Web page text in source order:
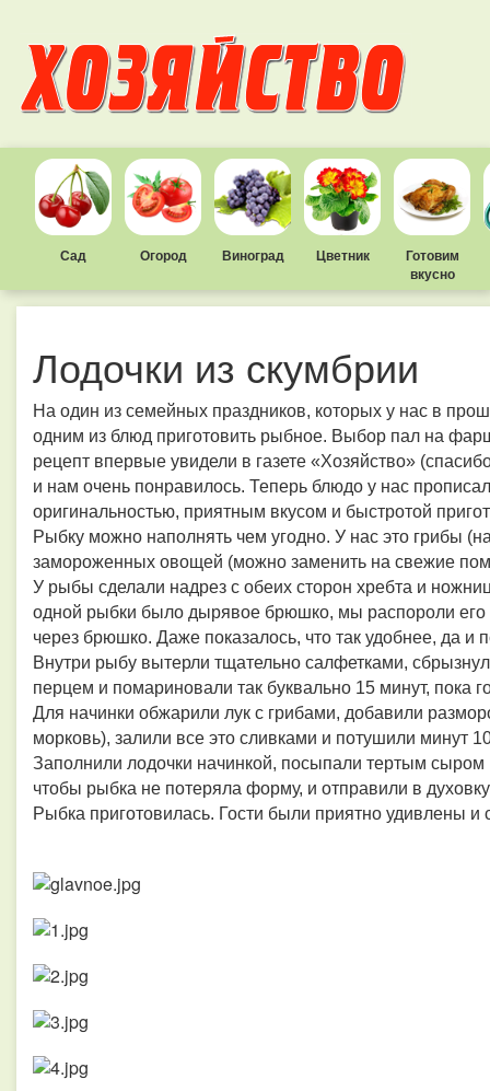
Сад Огород Виноград Цветник
Готовим
вкусно
Лодочки из скумбрии
На один из семейных праздников, которых у нас в
одним из блюд приготовить рыбное. Выбор пал на
рецепт впервые увидели в газете «Хозяйство»
и нам очень понравилось. Теперь блюдо у нас
оригинальностью, приятным вкусом и быстротой
Рыбку можно наполнять чем угодно. У нас это грибы
замороженных овощей (можно заменить на свежие
У рыбы сделали надрез с обеих сторон хребта и
одной рыбки было дырявое брюшко, мы распороли его
через брюшко. Даже показалось, что так удобнее, да и
Внутри рыбу вытерли тщательно салфетками,
перцем и помариновали так буквально 15 минут, пока
Для начинки обжарили лук с грибами, добавили
морковь), залили все это сливками и потушили минут
Заполнили лодочки начинкой, посыпали тертым сыром
чтобы рыбка не потеряла форму, и отправили в
Рыбка приготовилась. Гости были приятно удивлены